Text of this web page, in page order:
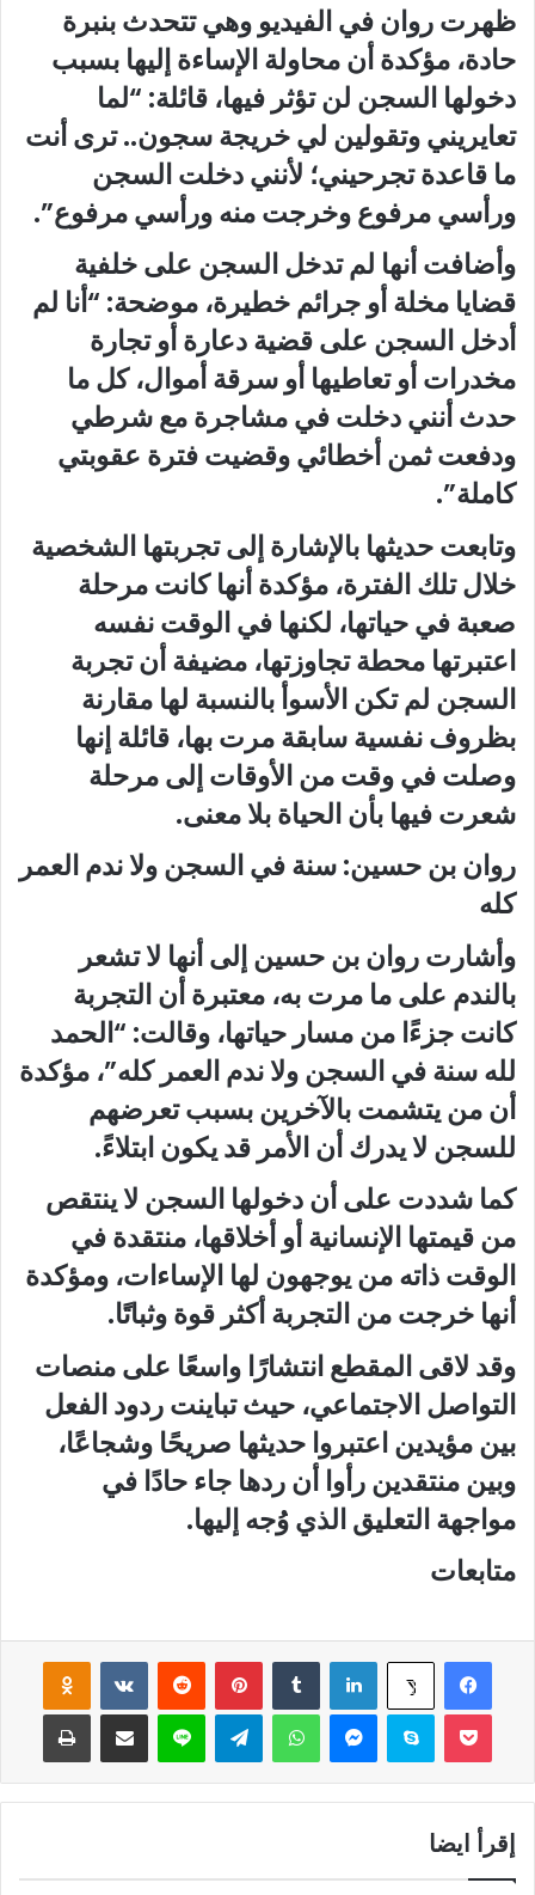
ظهرت روان في الفيديو وهي تتحدث بنبرة
حادة، مؤكدة أن محاولة الإساءة إليها بسبب
دخولها السجن لن تؤثر فيها، قائلة: “لما
تعايريني وتقولين لي خريجة سجون.. ترى أنت
ما قاعدة تجرحيني؛ لأنني دخلت السجن
ورأسي مرفوع وخرجت منه ورأسي مرفوع”.
وأضافت أنها لم تدخل السجن على خلفية
قضايا مخلة أو جرائم خطيرة، موضحة: “أنا لم
أدخل السجن على قضية دعارة أو تجارة
مخدرات أو تعاطيها أو سرقة أموال، كل ما
حدث أنني دخلت في مشاجرة مع شرطي
ودفعت ثمن أخطائي وقضيت فترة عقوبتي
كاملة”.
وتابعت حديثها بالإشارة إلى تجربتها الشخصية
خلال تلك الفترة، مؤكدة أنها كانت مرحلة
صعبة في حياتها، لكنها في الوقت نفسه
اعتبرتها محطة تجاوزتها، مضيفة أن تجربة
السجن لم تكن الأسوأ بالنسبة لها مقارنة
بظروف نفسية سابقة مرت بها، قائلة إنها
وصلت في وقت من الأوقات إلى مرحلة
شعرت فيها بأن الحياة بلا معنى.
روان بن حسين: سنة في السجن ولا ندم العمر
كله
وأشارت روان بن حسين إلى أنها لا تشعر
بالندم على ما مرت به، معتبرة أن التجربة
كانت جزءًا من مسار حياتها، وقالت: “الحمد
لله سنة في السجن ولا ندم العمر كله”، مؤكدة
أن من يتشمت بالآخرين بسبب تعرضهم
للسجن لا يدرك أن الأمر قد يكون ابتلاءً.
كما شددت على أن دخولها السجن لا ينتقص
من قيمتها الإنسانية أو أخلاقها، منتقدة في
الوقت ذاته من يوجهون لها الإساءات، ومؤكدة
أنها خرجت من التجربة أكثر قوة وثباتًا.
وقد لاقى المقطع انتشارًا واسعًا على منصات
التواصل الاجتماعي، حيث تباينت ردود الفعل
بين مؤيدين اعتبروا حديثها صريحًا وشجاعًا،
وبين منتقدين رأوا أن ردها جاء حادًا في
مواجهة التعليق الذي وُجه إليها.
متابعات
فيسبوك ‫X لينكدإن بينتيريست
سكايب واتساب لاين
إقرأ ايضا